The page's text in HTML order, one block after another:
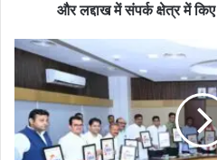
और लद्दाख में संपर्क क्षेत्र में